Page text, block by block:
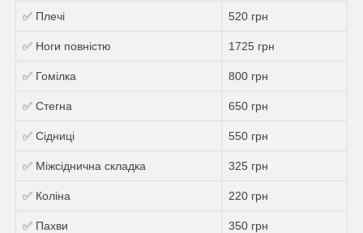
✅ Плечі 520 грн
✅ Ноги повністю 1725 грн
✅ Гомілка 800 грн
✅ Стегна 650 грн
✅ Сідниці 550 грн
✅ Міжсіднична складка 325 грн
✅ Коліна 220 грн
✅ Пахви 350 грн